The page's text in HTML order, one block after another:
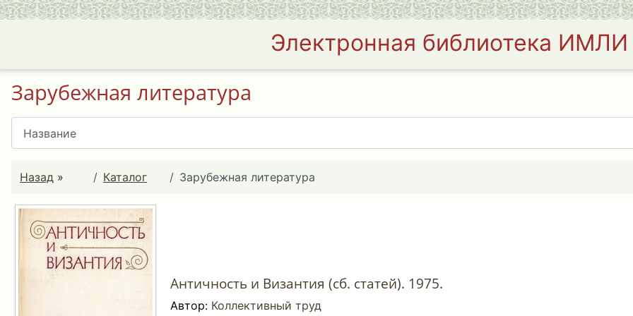
Электронная библиотека
Зарубежная литература
Назад » Каталог Зарубежная литература
Античность и Византия (сб. статей). 1975.
Автор: Коллективный труд